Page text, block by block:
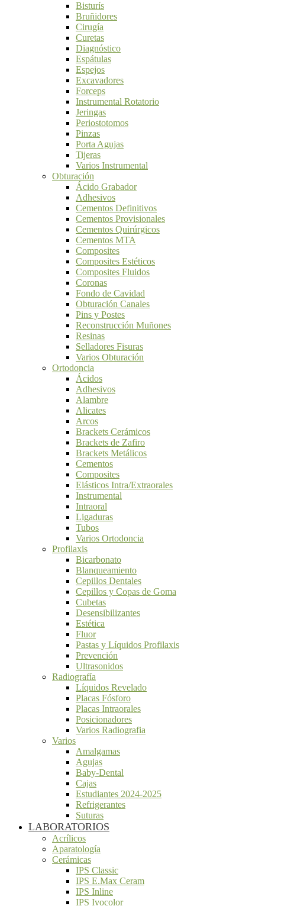
Bisturís
Bruñidores
Cirugía
Curetas
Diagnóstico
Espátulas
Espejos
Excavadores
Forceps
Instrumental Rotatorio
Jeringas
Periostotomos
Pinzas
Porta Agujas
Tijeras
Varios Instrumental
Obturación
Ácido Grabador
Adhesivos
Cementos Definitivos
Cementos Provisionales
Cementos Quirúrgicos
Cementos MTA
Composites
Composites Estéticos
Composites Fluidos
Coronas
Fondo de Cavidad
Obturación Canales
Pins y Postes
Reconstrucción Muñones
Resinas
Selladores Fisuras
Varios Obturación
Ortodoncia
Ácidos
Adhesivos
Alambre
Alicates
Arcos
Brackets Cerámicos
Brackets de Zafiro
Brackets Metálicos
Cementos
Composites
Elásticos Intra/Extraorales
Instrumental
Intraoral
Ligaduras
Tubos
Varios Ortodoncia
Profilaxis
Bicarbonato
Blanqueamiento
Cepillos Dentales
Cepillos y Copas de Goma
Cubetas
Desensibilizantes
Estética
Fluor
Pastas y Líquidos Profilaxis
Prevención
Ultrasonidos
Radiografía
Líquidos Revelado
Placas Fósforo
Placas Intraorales
Posicionadores
Varios Radiografia
Varios
Amalgamas
Agujas
Baby-Dental
Cajas
Estudiantes 2024-2025
Refrigerantes
Suturas
LABORATORIOS
Acrílicos
Aparatología
Cerámicas
IPS Classic
IPS E.Max Ceram
IPS Inline
IPS Ivocolor